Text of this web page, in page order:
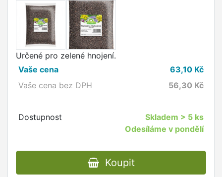
Určené pro zelené hnojení.
Vaše cena
63,10 Kč
Vaše cena bez DPH
56,30 Kč
Dostupnost Skladem > 5 ks
Odesíláme v pondělí
Koupit